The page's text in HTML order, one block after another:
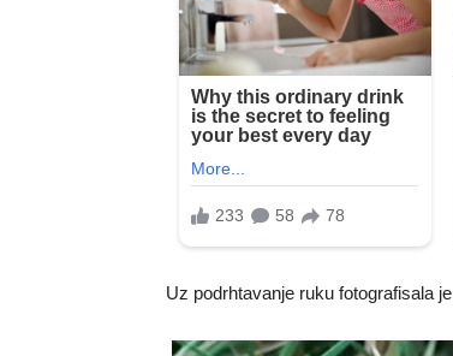
Uz podrhtavanje ruku fotografisala